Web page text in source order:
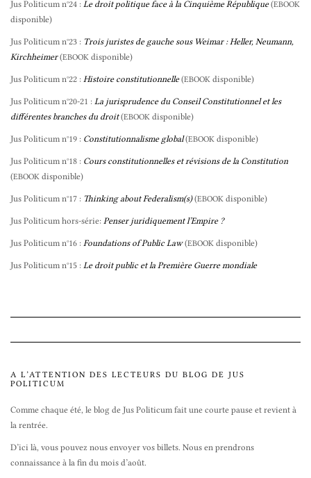
Jus Politicum n°24 : Le droit politique face à la Cinquième République (EBOOK
disponible)
Jus Politicum n°23 : Trois juristes de gauche sous Weimar : Heller, Neumann,
Kirchheimer (EBOOK disponible)
Jus Politicum n°22 : Histoire constitutionnelle (EBOOK disponible)
Jus Politicum n°20-21 : La jurisprudence du Conseil Constitutionnel et les
différentes branches du droit (EBOOK disponible)
Jus Politicum n°19 : Constitutionnalisme global (EBOOK disponible)
Jus Politicum n°18 : Cours constitutionnelles et révisions de la Constitution
(EBOOK disponible)
Jus Politicum n°17 : Thinking about Federalism(s) (EBOOK disponible)
Jus Politicum hors-série: Penser juridiquement l’Empire ?
Jus Politicum n°16 : Foundations of Public Law (EBOOK disponible)
Jus Politicum n°15 : Le droit public et la Première Guerre mondiale
A L’ATTENTION DES LECTEURS DU BLOG DE JUS
POLITICUM
Comme chaque été, le blog de Jus Politicum fait une courte pause et revient à
la rentrée.
D’ici là, vous pouvez nous envoyer vos billets. Nous en prendrons
connaissance à la fin du mois d’août.